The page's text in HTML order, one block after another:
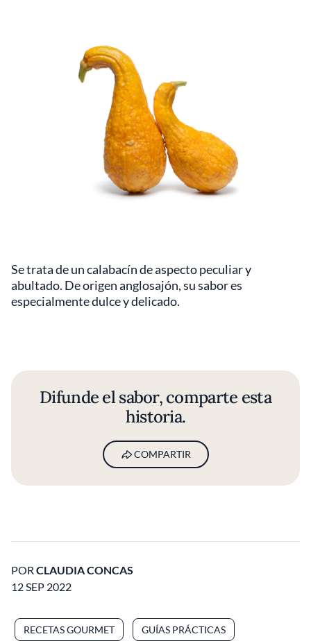
Se trata de un calabacín de aspecto peculiar y
abultado. De origen anglosajón, su sabor es
especialmente dulce y delicado.
Difunde el sabor, comparte esta
historia.
COMPARTIR
POR CLAUDIA CONCAS
12 SEP 2022
RECETAS GOURMET GUÍAS PRÁCTICAS